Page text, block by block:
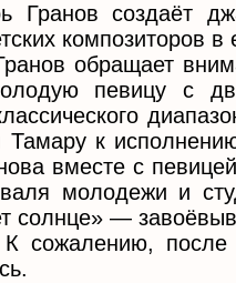
Гранов создаёт
композиторов
обращает
певицу с
Тамару к
вместе с
молодежи и
солнце» —
сожалению, после